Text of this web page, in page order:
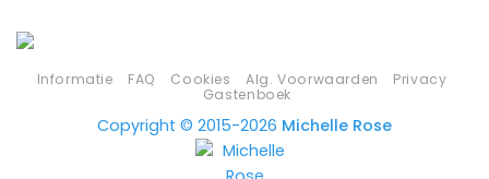
Informatie FAQ Cookies Alg. Voorwaarden
Privacy
Gastenboek
Copyright © 2015-2026 Michelle Rose